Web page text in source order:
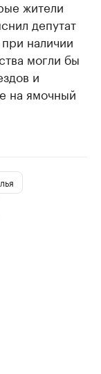
жители
депутат
наличии
могли бы
и
на ямочный